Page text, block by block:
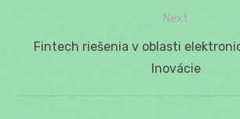
Next
Next
Fintech riešenia v oblasti
Inovácie